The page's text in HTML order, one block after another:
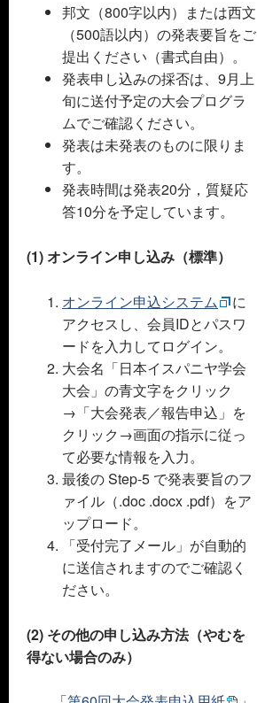
邦文（800字以内）または西文
（500語以内）の発表要旨をご
提出ください（書式自由）。
発表申し込みの採否は、9月上
旬に送付予定の大会プログラ
ムでご確認ください。
発表は未発表のものに限りま
す。
発表時間は発表20分，質疑応
答10分を予定しています。
(1) オンライン申し込み（標準）
オンライン申込システム
に
アクセスし、会員IDとパスワ
ードを入力してログイン。
大会名「日本イスパニヤ学会
大会」の青文字をクリック
→「大会発表／報告申込」を
クリック→画面の指示に従っ
て必要な情報を入力。
最後の Step-5 で発表要旨のフ
ァイル（.doc .docx .pdf）をア
ップロード。
「受付完了メール」が自動的
に送信されますのでご確認く
ださい。
(2) その他の申し込み方法（やむを
得ない場合のみ）